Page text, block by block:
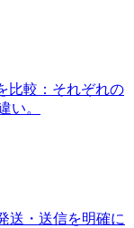
比較：それぞれの
い。
送・送信を明確に